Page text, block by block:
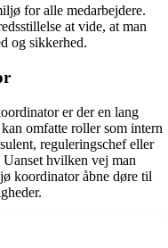
for alle medarbejdere.
at vide, at man
og sikkerhed.
er der en lang
omfatte roller som intern
reguleringschef eller
hvilken vej man
koordinator åbne døre til